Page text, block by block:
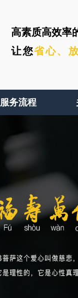
高素质高效率
让您省心、
服务流程